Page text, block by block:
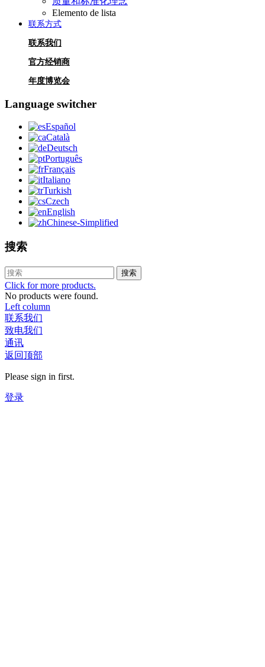
Elemento de lista
联系方式
联系我们
官方经销商
年度博览会
Language switcher
Español
Català
Deutsch
Português
Français
Italiano
Turkish
Czech
English
Chinese-Simplified
搜索
搜索
Click for more products.
No products were found.
Left column
联系我们
致电我们
通讯
返回顶部
Please sign in first.
登录